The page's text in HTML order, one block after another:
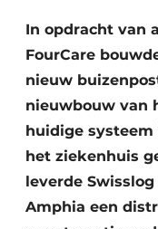
Video’s
In opdracht van
FourCare
nieuw
nieuwbouw van
huidige
het ziekenhuis
leverde
Amphia een